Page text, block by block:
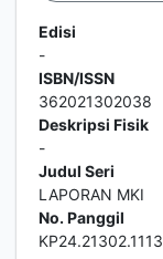
Edisi
-
ISBN/ISSN
362021302038
Deskripsi Fisik
-
Judul Seri
LAPORAN MKI
No. Panggil
KP24.21302.1113